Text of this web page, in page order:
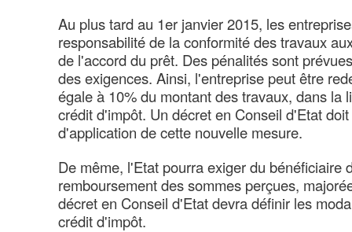
Au plus tard au 1er janvier 2015, les
responsabilité de la conformité des travaux
de l'accord du prêt. Des pénalités sont
des exigences. Ainsi, l'entreprise peut être
égale à 10% du montant des travaux, dans la
crédit d'impôt. Un décret en Conseil d'Etat
d'application de cette nouvelle mesure.
De même, l'Etat pourra exiger du bénéficiaire
remboursement des sommes perçues,
décret en Conseil d'Etat devra définir les
crédit d'impôt.